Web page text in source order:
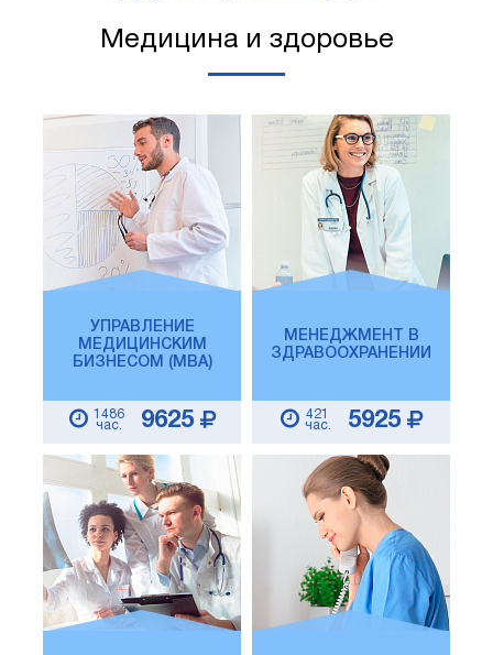
Медицина и здоровье
УПРАВЛЕНИЕ
МЕДИЦИНСКИМ
БИЗНЕСОМ (MBA)
1486
час.
9625
МЕНЕДЖМЕНТ В
ЗДРАВООХРАНЕНИИ
421
час.
5925